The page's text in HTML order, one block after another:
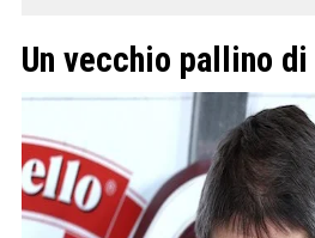
Un vecchio pallino